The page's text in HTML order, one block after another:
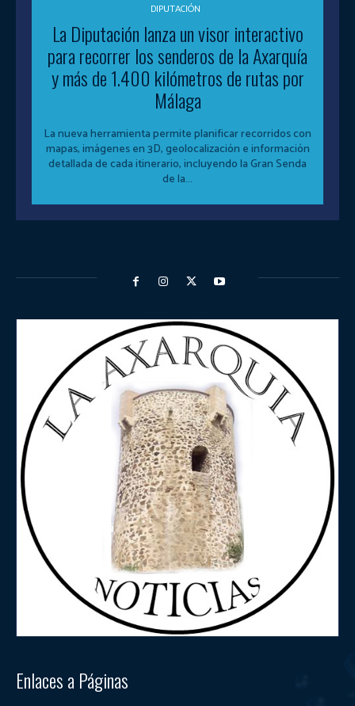
DIPUTACIÓN
La Diputación lanza un visor interactivo
para recorrer los senderos de la Axarquía
y más de 1.400 kilómetros de rutas por
Málaga
La nueva herramienta permite planificar recorridos con
mapas, imágenes en 3D, geolocalización e información
detallada de cada itinerario, incluyendo la Gran Senda
de la...
Enlaces a Páginas